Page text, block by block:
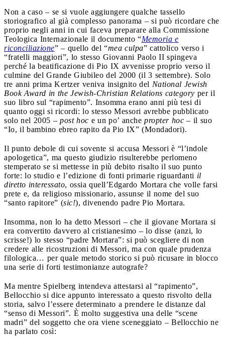
Non a caso – se si vuole aggiungere qualche tassello
storiografico al già complesso panorama – si può ricordare che
proprio negli anni in cui faceva preparare alla Commissione
Teologica Internazionale il documento “Memoria e
riconciliazione” – quello del “mea culpa” cattolico verso i
“fratelli maggiori”, lo stesso Giovanni Paolo II spingeva
perché la beatificazione di Pio IX avvenisse proprio verso il
culmine del Grande Giubileo del 2000 (il 3 settembre). Solo
tre anni prima Kertzer veniva insignito del National Jewish
Book Award in the Jewish-Christian Relations category per il
suo libro sul “rapimento”. Insomma erano anni più tesi di
quanto oggi si ricordi: lo stesso Messori avrebbe pubblicato
solo nel 2005 – post hoc e un po’ anche propter hoc – il suo
“Io, il bambino ebreo rapito da Pio IX” (Mondadori).
Il punto debole di cui sovente si accusa Messori è “l’indole
apologetica”, ma questo giudizio risulterebbe perlomeno
stemperato se si mettesse in più debito risalto il suo punto
forte: lo studio e l’edizione di fonti primarie riguardanti il
diretto interessato, ossia quell’Edgardo Mortara che volle farsi
prete e, da religioso missionario, assunse il nome del suo
“santo rapitore” (sic!), divenendo padre Pio Mortara.
Insomma, non lo ha detto Messori – che il giovane Mortara si
era convertito davvero al cristianesimo – lo disse (anzi, lo
scrisse!) lo stesso “padre Mortara”: si può scegliere di non
credere alle ricostruzioni di Messori, ma con quale prudenza
filologica… per quale metodo storico si può ricusare in blocco
una serie di forti testimonianze autografe?
Ma mentre Spielberg intendeva attestarsi al “rapimento”,
Bellocchio si dice appunto interessato a questo risvolto della
storia, salvo l’essere determinato a prendere le distanze dal
“senso di Messori”. È molto suggestiva una delle “scene
madri” del soggetto che ora viene sceneggiato – Bellocchio ne
ha parlato così: